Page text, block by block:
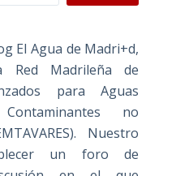
El Agua de Madri+d,
Red Madrileña de
para Aguas
no
Nuestro
un foro de